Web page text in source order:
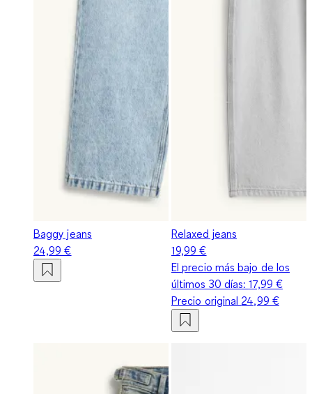
Baggy jeans
24,99 €
Relaxed jeans
19,99 €
El precio más bajo de los
últimos 30 días:17,99 €
Precio original 24,99 €